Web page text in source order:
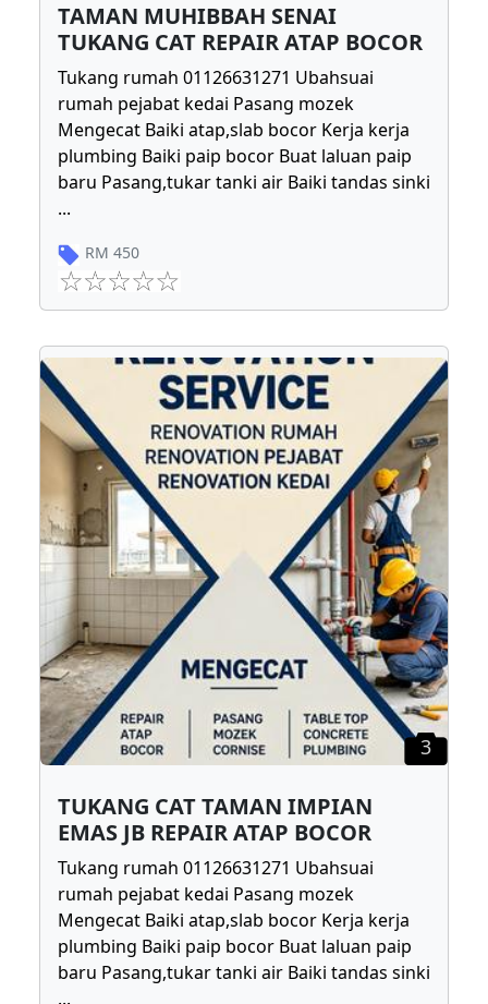
TAMAN MUHIBBAH SENAI
TUKANG CAT REPAIR ATAP BOCOR
Tukang rumah 01126631271 Ubahsuai
rumah pejabat kedai Pasang mozek
Mengecat Baiki atap,slab bocor Kerja kerja
plumbing Baiki paip bocor Buat laluan paip
baru Pasang,tukar tanki air Baiki tandas sinki
...
RM 450
3
TUKANG CAT TAMAN IMPIAN
EMAS JB REPAIR ATAP BOCOR
Tukang rumah 01126631271 Ubahsuai
rumah pejabat kedai Pasang mozek
Mengecat Baiki atap,slab bocor Kerja kerja
plumbing Baiki paip bocor Buat laluan paip
baru Pasang,tukar tanki air Baiki tandas sinki
...